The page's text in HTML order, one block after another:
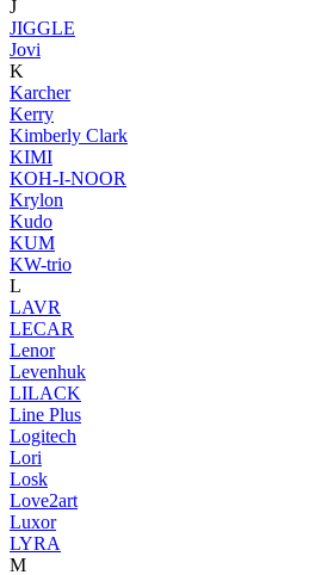
J
JIGGLE
Jovi
K
Karcher
Kerry
Kimberly Clark
KIMI
KOH-I-NOOR
Krylon
Kudo
KUM
KW-trio
L
LAVR
LECAR
Lenor
Levenhuk
LILACK
Line Plus
Logitech
Lori
Losk
Love2art
Luxor
LYRA
M